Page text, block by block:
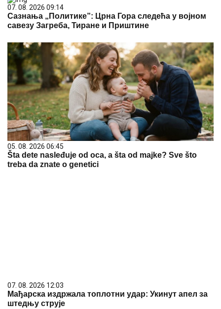
07. 08. 2026 09:14
Сазнања „Политике”: Црна Гора следећа у војном
савезу Загреба, Тиране и Приштине
05. 08. 2026 06:45
Šta dete nasleđuje od oca, a šta od majke? Sve što
treba da znate o genetici
07. 08. 2026 12:03
Мађарска издржала топлотни удар: Укинут апел за
штедњу струје